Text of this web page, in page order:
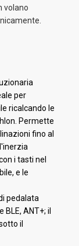
volano
per
ricalcando le
Permette
fino al
i tasti nel
e le
pedalata
ANT+; il
il